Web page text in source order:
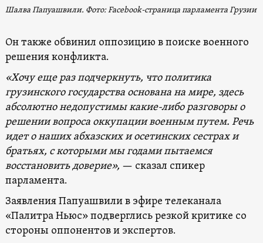
Шалва Папуашвили. Фото: Facebook-страница парламента Грузии
Он также обвинил оппозицию в поиске военного
решения конфликта.
«Хочу еще раз подчеркнуть, что политика
грузинского государства основана на мире, здесь
абсолютно недопустимы какие-либо разговоры о
решении вопроса оккупации военным путем. Речь
идет о наших абхазских и осетинских сестрах и
братьях, с которыми мы годами пытаемся
восстановить доверие», — сказал спикер
парламента.
Заявления Папуашвили в эфире телеканала
«Палитра Ньюс» подверглись резкой критике со
стороны оппонентов и экспертов.